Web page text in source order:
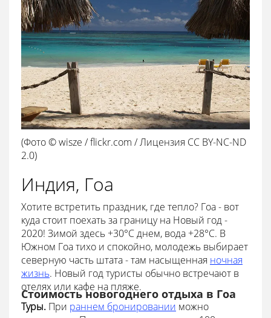
(Фото © wisze / flickr.com / Лицензия CC BY-NC-ND
2.0)
Индия, Гоа
Хотите встретить праздник, где тепло? Гоа - вот
куда стоит поехать за границу на Новый год -
2020! Зимой здесь +30°С днем, вода +28°С. В
Южном Гоа тихо и спокойно, молодежь выбирает
северную часть штата - там насыщенная ночная
жизнь. Новый год туристы обычно встречают в
отелях или кафе на пляже.
Стоимость новогоднего отдыха в Гоа
Туры. При раннем бронировании можно